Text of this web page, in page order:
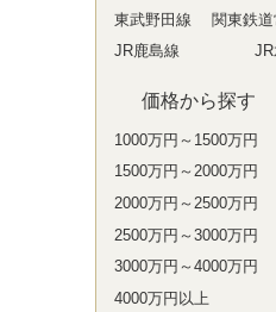
東武野田線
関東鉄
JR鹿島線
価格から探す
1000万円～1500万円
1500万円～2000万円
2000万円～2500万円
2500万円～3000万円
3000万円～4000万円
4000万円以上